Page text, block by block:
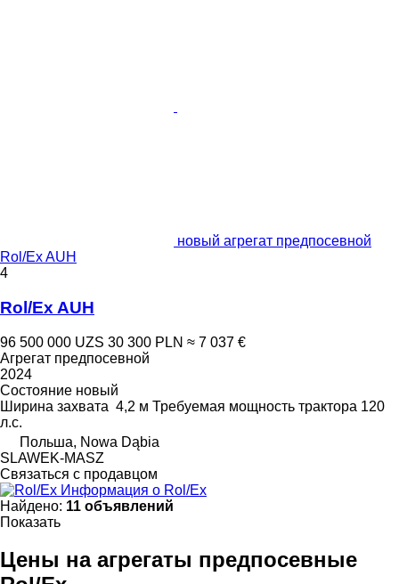
новый агрегат предпосевной
Rol/Ex AUH
4
Rol/Ex AUH
96 500 000 UZS 30 300 PLN ≈ 7 037 €
Агрегат предпосевной
2024
Состояние новый
Ширина захвата 4,2 м Требуемая мощность трактора 120
л.с.
Польша, Nowa Dąbia
SLAWEK-MASZ
Связаться с продавцом
Информация о Rol/Ex
Найдено: 11 объявлений
Показать
Цены на агрегаты предпосевные